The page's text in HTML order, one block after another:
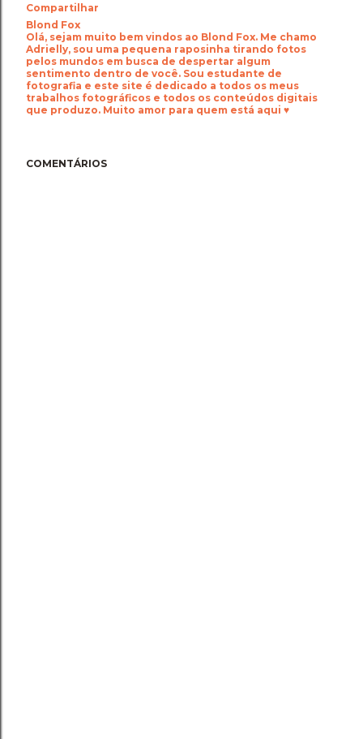
Compartilhar
Blond Fox
Olá, sejam muito bem vindos ao Blond Fox. Me chamo
Adrielly, sou uma pequena raposinha tirando fotos
pelos mundos em busca de despertar algum
sentimento dentro de você. Sou estudante de
fotografia e este site é dedicado a todos os meus
trabalhos fotográficos e todos os conteúdos digitais
que produzo. Muito amor para quem está aqui ♥
COMENTÁRIOS